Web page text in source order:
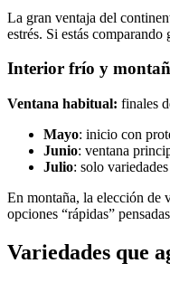
La gran ventaja del
estrés. Si estás
Interior frío y
Ventana habitual: finales
Mayo: inicio con
Junio: ventana
Julio: solo
En montaña, la elección de
opciones “rápidas”
Variedades que